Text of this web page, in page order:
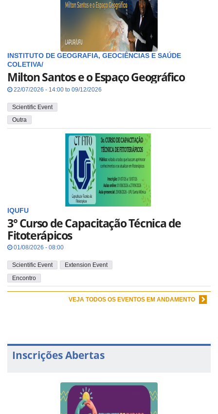
INSTITUTO DE GEOGRAFIA, GEOCIÊNCIAS E SAÚDE
COLETIVA/
Milton Santos e o Espaço Geográfico
22/07/2026 - 14:00 to 09/12/2026
Scientific Event
Outra
IQUFU
3° Curso de Capacitação Técnica de
Fitoterápicos
01/08/2026 - 08:00
Scientific Event
Extension Event
Encontro
VEJA TODOS OS EVENTOS EM ANDAMENTO
Inscrições Abertas